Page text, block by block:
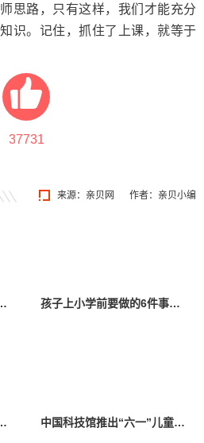
思路，只有这样，我们才能充分
识。记住，抓住了上课，就等于
37731
来源： 亲贝网 作者：亲贝小编
代言，‘漫’画成长”儿童画展在郑举办 孩子上小学前要做的6件事，家长要知道
和教育可持续发展 中国科技馆推出“六一”儿童节系列科普活动